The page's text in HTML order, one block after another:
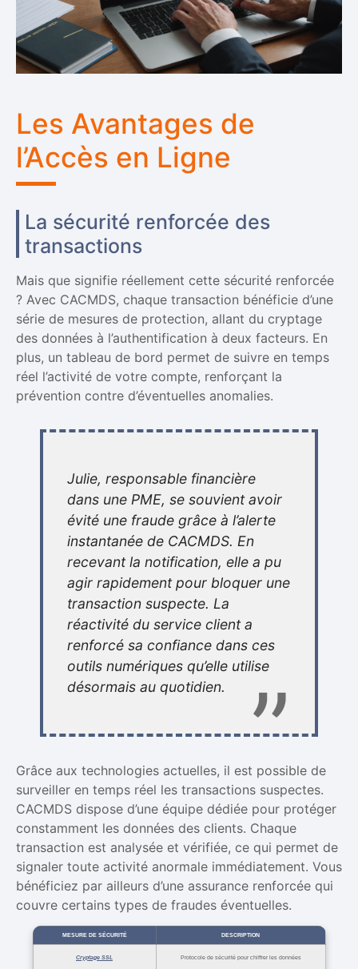
Les Avantages de
l’Accès en Ligne
La sécurité renforcée des
transactions
Mais que signifie réellement cette sécurité renforcée
? Avec CACMDS, chaque transaction bénéficie d’une
série de mesures de protection, allant du cryptage
des données à l’authentification à deux facteurs. En
plus, un tableau de bord permet de suivre en temps
réel l’activité de votre compte, renforçant la
prévention contre d’éventuelles anomalies.
Julie, responsable financière
dans une PME, se souvient avoir
évité une fraude grâce à l’alerte
instantanée de CACMDS. En
recevant la notification, elle a pu
agir rapidement pour bloquer une
transaction suspecte. La
réactivité du service client a
renforcé sa confiance dans ces
outils numériques qu’elle utilise
désormais au quotidien.
Grâce aux technologies actuelles, il est possible de
surveiller en temps réel les transactions suspectes.
CACMDS dispose d’une équipe dédiée pour protéger
constamment les données des clients. Chaque
transaction est analysée et vérifiée, ce qui permet de
signaler toute activité anormale immédiatement. Vous
bénéficiez par ailleurs d’une assurance renforcée qui
couvre certains types de fraudes éventuelles.
MESURE DE SÉCURITÉ DESCRIPTION
Cryptage SSL Protocole de sécurité pour chiffrer les données